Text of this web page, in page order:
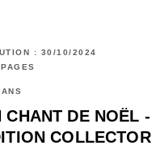
: 30/10/2024
CHANT DE NOËL -
COLLECTOR